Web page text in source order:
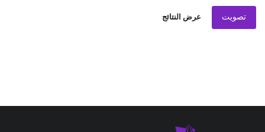
تصويت عرض النتائج